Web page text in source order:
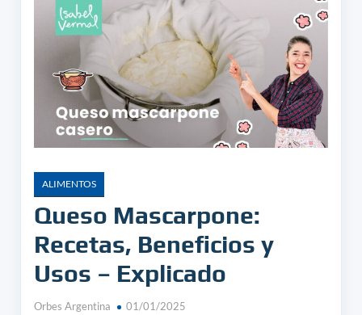
ALIMENTOS
Queso Mascarpone:
Recetas, Beneficios y
Usos – Explicado
Orbes Argentina 01/01/2025